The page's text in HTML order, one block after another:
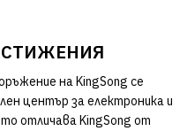
на KingSong се
център за електроника и
отличава KingSong от